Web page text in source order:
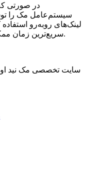
در صورتی
سیستم‌عامل مک را
لینک‌های رو‌به‌رو استفاده
سریع‌ترین زمان ممکن بر روی سیستم شما نصب و کرک شود.
سایت تخصصی مک نید